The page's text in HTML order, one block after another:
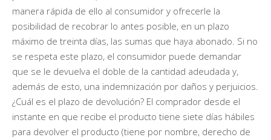
manera rápida de ello al consumidor y ofrecerle la
posibilidad de recobrar lo antes posible, en un plazo
máximo de treinta días, las sumas que haya abonado. Si no
se respeta este plazo, el consumidor puede demandar
que se le devuelva el doble de la cantidad adeudada y,
además de esto, una indemnización por daños y perjuicios.
¿Cuál es el plazo de devolución? El comprador desde el
instante en que recibe el producto tiene siete días hábiles
para devolver el producto (tiene por nombre, derecho de